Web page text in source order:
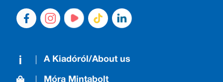
A Kiadóról/About us
Móra Mintabolt